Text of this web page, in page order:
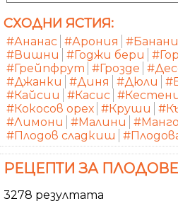
СХОДНИ ЯСТИЯ:
#Ананас #Арония #Банани
#Вишни
#Годжи бери
#Грейпфрут #Грозде
#Джанки
#Диня #Дюли
#Кайсии
#Касис
#Кокосов орех #Круши
#Лимони
#Малини #Манго
#Плодов сладкиш
РЕЦЕПТИ ЗА ПЛОДОВЕ
3278 резултата